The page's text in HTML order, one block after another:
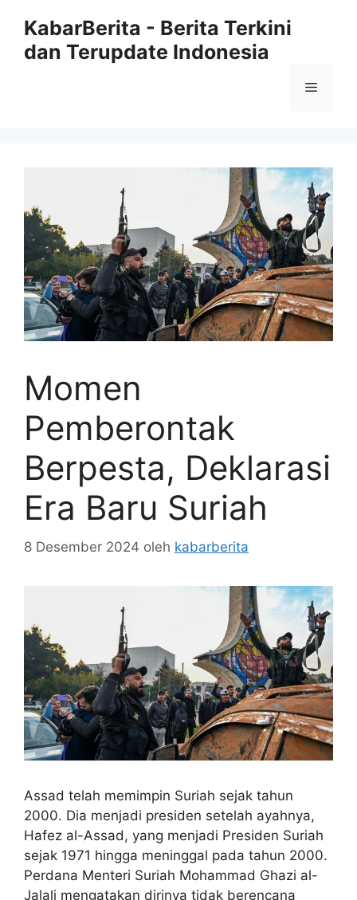
KabarBerita - Berita Terkini
dan Terupdate Indonesia
Menu
Momen
Pemberontak
Berpesta, Deklarasi
Era Baru Suriah
8 Desember 2024 oleh kabarberita
Assad telah memimpin Suriah sejak tahun
2000. Dia menjadi presiden setelah ayahnya,
Hafez al-Assad, yang menjadi Presiden Suriah
sejak 1971 hingga meninggal pada tahun 2000.
Perdana Menteri Suriah Mohammad Ghazi al-
Jalali mengatakan dirinya tidak berencana